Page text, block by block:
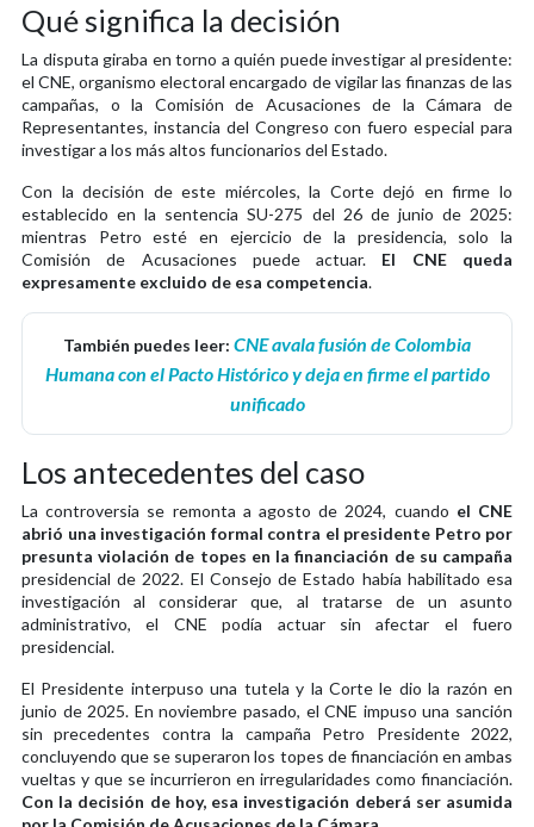
Qué significa la decisión
La disputa giraba en torno a quién puede investigar al presidente:
el CNE, organismo electoral encargado de vigilar las finanzas de las
campañas, o la Comisión de Acusaciones de la Cámara de
Representantes, instancia del Congreso con fuero especial para
investigar a los más altos funcionarios del Estado.
Con la decisión de este miércoles, la Corte dejó en firme lo
establecido en la sentencia SU-275 del 26 de junio de 2025:
mientras Petro esté en ejercicio de la presidencia, solo la
Comisión de Acusaciones puede actuar. El CNE queda
expresamente excluido de esa competencia.
También puedes leer: CNE avala fusión de Colombia
Humana con el Pacto Histórico y deja en firme el partido
unificado
Los antecedentes del caso
La controversia se remonta a agosto de 2024, cuando el CNE
abrió una investigación formal contra el presidente Petro por
presunta violación de topes en la financiación de su campaña
presidencial de 2022. El Consejo de Estado había habilitado esa
investigación al considerar que, al tratarse de un asunto
administrativo, el CNE podía actuar sin afectar el fuero
presidencial.
El Presidente interpuso una tutela y la Corte le dio la razón en
junio de 2025. En noviembre pasado, el CNE impuso una sanción
sin precedentes contra la campaña Petro Presidente 2022,
concluyendo que se superaron los topes de financiación en ambas
vueltas y que se incurrieron en irregularidades como financiación.
Con la decisión de hoy, esa investigación deberá ser asumida